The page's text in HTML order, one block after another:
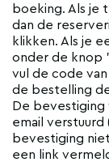
boeking. Als je
dan de
klikken. Als je
onder de knop
vul de code
de bestelling
De
email verstuurd
bevestiging
een link